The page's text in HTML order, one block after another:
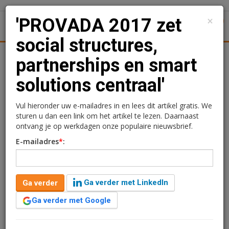
Juridisch | Fiscaal Werk
'PROVADA 2017 zet
social structures,
partnerships en smart
solutions centraal'
Kimberly Camu
9 december 2016 om 09:13
10 jaar geleden aangepast
2 minuten leestijd
Vastgoedbeurs PROVADA maakt zich op voor de
×
'PROVADA 2017 zet
social structures,
partnerships en smart
solutions centraal'
Vul hieronder uw e-mailadres in en lees dit artikel gratis. We
sturen u dan een link om het artikel te lezen. Daarnaast
ontvang je op werkdagen onze populaire nieuwsbrief.
E-mailadres*:
Ga verder
Ga verder met LinkedIn
Ga verder met Google